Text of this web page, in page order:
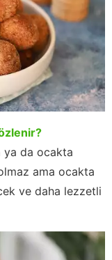
ya da ocakta
ama ocakta
ve daha lezzetli